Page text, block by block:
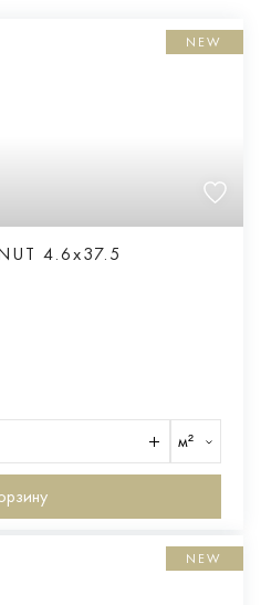
NEW
4.6x37.5
м²
NEW